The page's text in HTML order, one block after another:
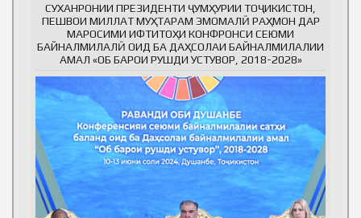
СУХАНРОНИИ ПРЕЗИДЕНТИ ҶУМҲУРИИ ТОҶИКИСТОН,
ПЕШВОИ МИЛЛАТ МУҲТАРАМ ЭМОМАЛӢ РАҲМОН ДАР
МАРОСИМИ ИФТИТОҲИ КОНФРОНСИ СЕЮМИ
БАЙНАЛМИЛАЛӢ ОИД БА ДАҲСОЛАИ БАЙНАЛМИЛАЛИИ
АМАЛ «ОБ БАРОИ РУШДИ УСТУВОР, 2018-2028»